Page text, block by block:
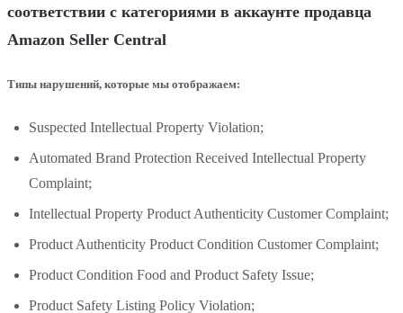
соответствии с категориями в аккаунте продавца
Amazon Seller Central
Типы нарушений, которые мы отображаем:
Suspected Intellectual Property Violation;
Automated Brand Protection Received Intellectual Property
Complaint;
Intellectual Property Product Authenticity Customer Complaint;
Product Authenticity Product Condition Customer Complaint;
Product Condition Food and Product Safety Issue;
Product Safety Listing Policy Violation;